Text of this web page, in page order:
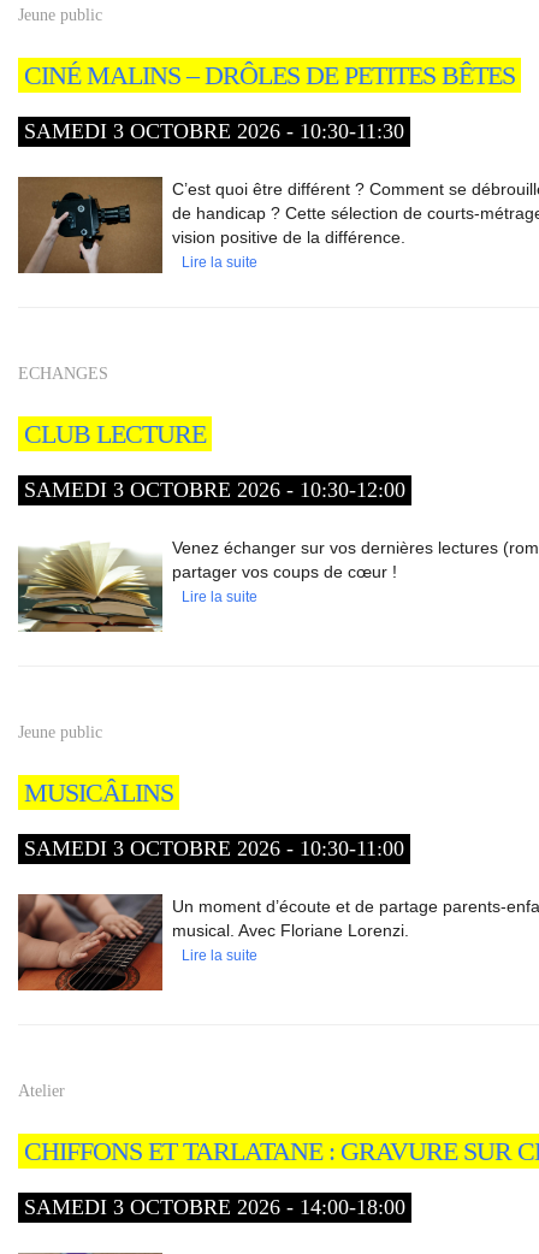
Jeune public
CINÉ MALINS – DRÔLES DE PETITES BÊTES
SAMEDI 3 OCTOBRE 2026 - 10:30-11:30
C’est quoi être différent ? Comment se
de handicap ? Cette sélection de courts-
vision positive de la différence.
Lire la suite
ECHANGES
CLUB LECTURE
SAMEDI 3 OCTOBRE 2026 - 10:30-12:00
Venez échanger sur vos dernières lectures
partager vos coups de cœur !
Lire la suite
Jeune public
MUSICÂLINS
SAMEDI 3 OCTOBRE 2026 - 10:30-11:00
Un moment d’écoute et de partage parents-
musical. Avec Floriane Lorenzi.
Lire la suite
Atelier
CHIFFONS ET TARLATANE : GRAVURE SUR
SAMEDI 3 OCTOBRE 2026 - 14:00-18:00